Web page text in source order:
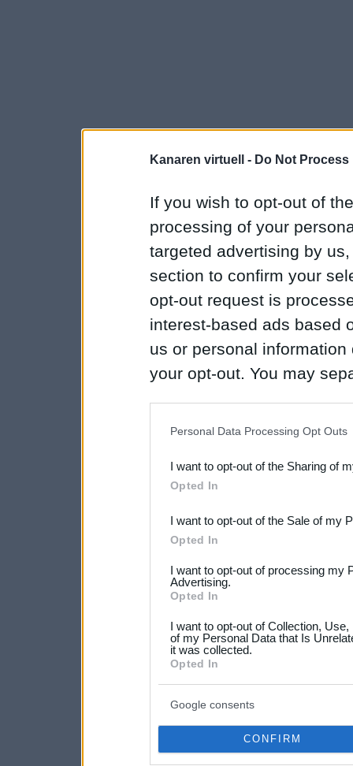
Kanaren virtuell - Do Not
If you wish to opt-out of
processing of your
targeted advertising by
section to confirm your
opt-out request is
interest-based ads based
us or personal
your opt-out. You may
Downstream Participants
third parties.
Please note that this
not limited to your visit or
grant or deny consent to
your data for below
consent section.
Personal Data Processing Opt Outs
I want to opt-out of the Sharing of
Opted In
I want to opt-out of the Sale of my
Opted In
I want to opt-out of processing my
Advertising.
Opted In
I want to opt-out of Collection,
of my Personal Data that Is
it was collected.
Opted In
Google consents
CONFIRM